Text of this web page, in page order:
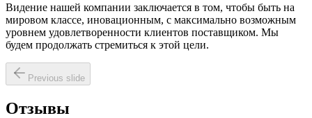
Видение нашей компании заключается в том, чтобы быть на
мировом классе, иновационным, с максимально возможным
уровнем удовлетворенности клиентов поставщиком. Мы
будем продолжать стремиться к этой цели.
Previous slide
Отзывы